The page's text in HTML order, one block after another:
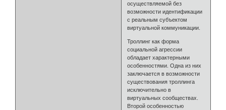
осуществляемой без
возможности идентификации
с реальным субъектом
виртуальной коммуникации.
Троллинг как форма
социальной агрессии
обладает характерными
особенностями. Одна из них
заключается в возможности
существования троллинга
исключительно в
виртуальных сообществах.
Второй особенностью